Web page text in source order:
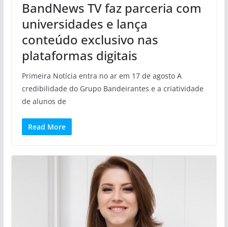
BandNews TV faz parceria com
universidades e lança
conteúdo exclusivo nas
plataformas digitais
Primeira Notícia entra no ar em 17 de agosto A
credibilidade do Grupo Bandeirantes e a criatividade
de alunos de
Read More